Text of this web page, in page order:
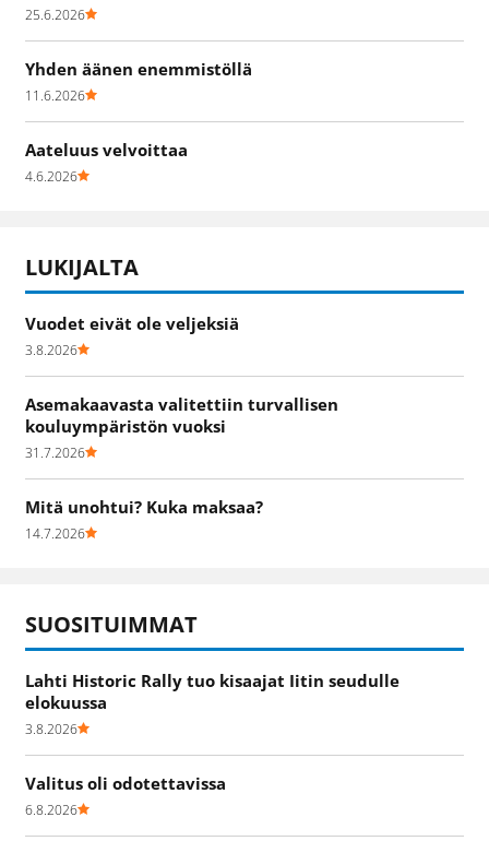
25.6.2026
Yhden äänen enemmistöllä
11.6.2026
Aateluus velvoittaa
4.6.2026
LUKIJALTA
Vuodet eivät ole veljeksiä
3.8.2026
Asemakaavasta valitettiin turvallisen
kouluympäristön vuoksi
31.7.2026
Mitä unohtui? Kuka maksaa?
14.7.2026
SUOSITUIMMAT
Lahti Historic Rally tuo kisaajat Iitin seudulle
elokuussa
3.8.2026
Valitus oli odotettavissa
6.8.2026